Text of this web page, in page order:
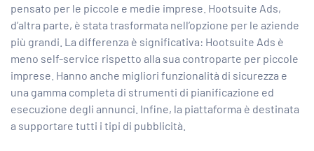
pensato per le piccole e medie imprese. Hootsuite Ads,
d’altra parte, è stata trasformata nell’opzione per le aziende
più grandi. La differenza è significativa: Hootsuite Ads è
meno self-service rispetto alla sua controparte per piccole
imprese. Hanno anche migliori funzionalità di sicurezza e
una gamma completa di strumenti di pianificazione ed
esecuzione degli annunci. Infine, la piattaforma è destinata
a supportare tutti i tipi di pubblicità.